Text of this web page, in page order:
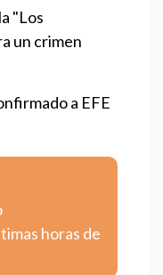
"Los
un crimen
a EFE
horas de